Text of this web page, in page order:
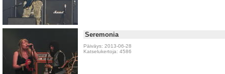
Seremonia
Päiväys: 2013-06-28
Katselukertoja: 4586